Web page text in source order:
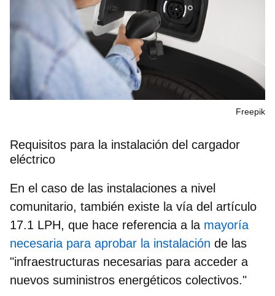
Freepik
Requisitos para la instalación del cargador
eléctrico
En el caso de las instalaciones a nivel
comunitario, también existe la vía del artículo
17.1 LPH, que hace referencia a la mayoría
necesaria para aprobar la instalación de las
"infraestructuras necesarias para acceder a
nuevos suministros energéticos colectivos."